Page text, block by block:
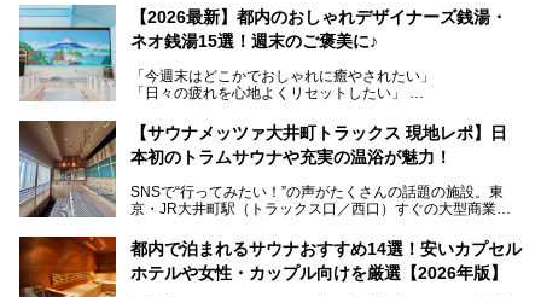
レトロでノスタルジックなタイル絵はそのまま、昔からここ
を知る地元の人にも、新しく足を運んでくれる人にも愛され
る、今の時代の"銭湯"として生まれ変わりました。洞窟のよ
ビアバーなど、新しく登場したスポットも併せて紹介しま
す。充実した設備があるのに、基本の入浴料が銭湯価格の5
【2026最新】都内のおしゃれデザイナーズ銭湯・
ネオ銭湯15選！週末のご褒美に♪
「今週末はどこかでおしゃれに癒やされたい」
「日々の疲れを心地よくリセットしたい」
となっている新しいスタイルの銭湯です。
最近、SNSやメディアで「デザイナーズ銭湯」や「ネオ銭
本記事では、そもそもこれらがどんな銭湯なのか、その気に
いおしゃれな名店15選を、おすすめの順番で一挙にご紹介
します。
【サウナメッツァ大井町トラックス 現地レポ】日
本初のトラムサウナや充実の温浴が魅力！
SNSで“行ってみたい！”の声がたくさんの話題の施設。東
京・JR大井町駅（トラックス口／西口）すぐの大型商業施
ツァ大井町トラックス」がニューオープン。施設の様子をレ
ポ―トします。
都内で泊まれるサウナおすすめ14選！安いカプセル
ホテルや女性・カップル向けを厳選【2026年版】